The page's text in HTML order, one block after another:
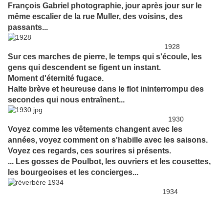
François Gabriel photographie, jour après jour sur le
même escalier de la rue Muller, des voisins, des
passants...
1928
Sur ces marches de pierre, le temps qui s'écoule, les
gens qui descendent se figent un instant.
Moment d'éternité fugace.
Halte brève et heureuse dans le flot ininterrompu des
secondes qui nous entraînent...
1930
Voyez comme les vêtements changent avec les
années, voyez comment on s'habille avec les saisons.
Voyez ces regards, ces sourires si présents.
... Les gosses de Poulbot, les ouvriers et les cousettes,
les bourgeoises et les concierges...
1934